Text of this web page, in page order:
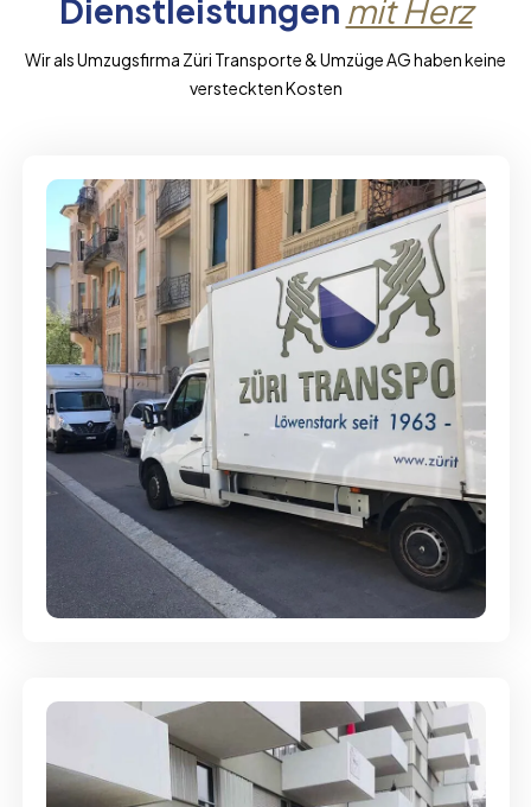
Dienstleistungen mit Herz
Wir als Umzugsfirma Züri Transporte & Umzüge AG haben keine
versteckten Kosten
Full-Service - Für Privatumzüge